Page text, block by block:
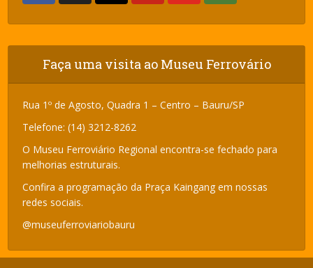
Faça uma visita ao Museu Ferrovário
Rua 1º de Agosto, Quadra 1 – Centro – Bauru/SP
Telefone: (14) 3212-8262
O Museu Ferroviário Regional encontra-se fechado para
melhorias estruturais.
Confira a programação da Praça Kaingang em nossas
redes sociais.
@museuferroviariobauru